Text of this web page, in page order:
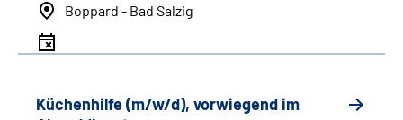
Boppard - Bad Salzig
Küchenhilfe (m/w/d), vorwiegend im